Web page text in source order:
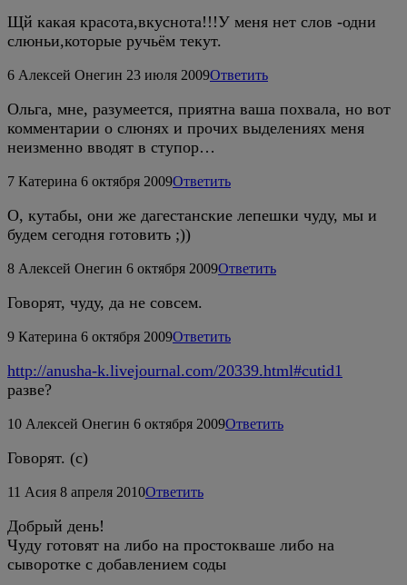
Щй какая красота,вкуснота!!!У меня нет слов -одни
слюньи,которые ручьём текут.
6 Алексей Онегин 23 июля 2009Ответить
Ольга, мне, разумеется, приятна ваша похвала, но вот
комментарии о слюнях и прочих выделениях меня
неизменно вводят в ступор…
7 Катерина 6 октября 2009Ответить
О, кутабы, они же дагестанские лепешки чуду, мы и
будем сегодня готовить ;))
8 Алексей Онегин 6 октября 2009Ответить
Говорят, чуду, да не совсем.
9 Катерина 6 октября 2009Ответить
http://anusha-k.livejournal.com/20339.html#cutid1
разве?
10 Алексей Онегин 6 октября 2009Ответить
Говорят. (с)
11 Асия 8 апреля 2010Ответить
Добрый день!
Чуду готовят на либо на простокваше либо на
сыворотке с добавлением соды